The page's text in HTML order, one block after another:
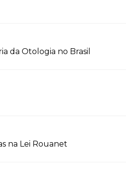
da Otologia no Brasil
na Lei Rouanet